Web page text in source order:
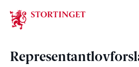
Stortinget.no